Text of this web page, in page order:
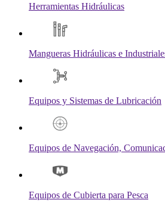
Herramientas Hidráulicas
Mangueras Hidráulicas e
Equipos y Sistemas de Lubricación
Equipos de Navegación,
Equipos de Cubierta para Pesca